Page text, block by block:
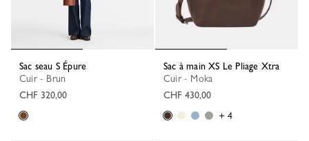
Sac seau S Épure
Cuir - Brun
CHF 320,00
Sac à main XS Le Pliage Xtra
Cuir - Moka
CHF 430,00
+ 4